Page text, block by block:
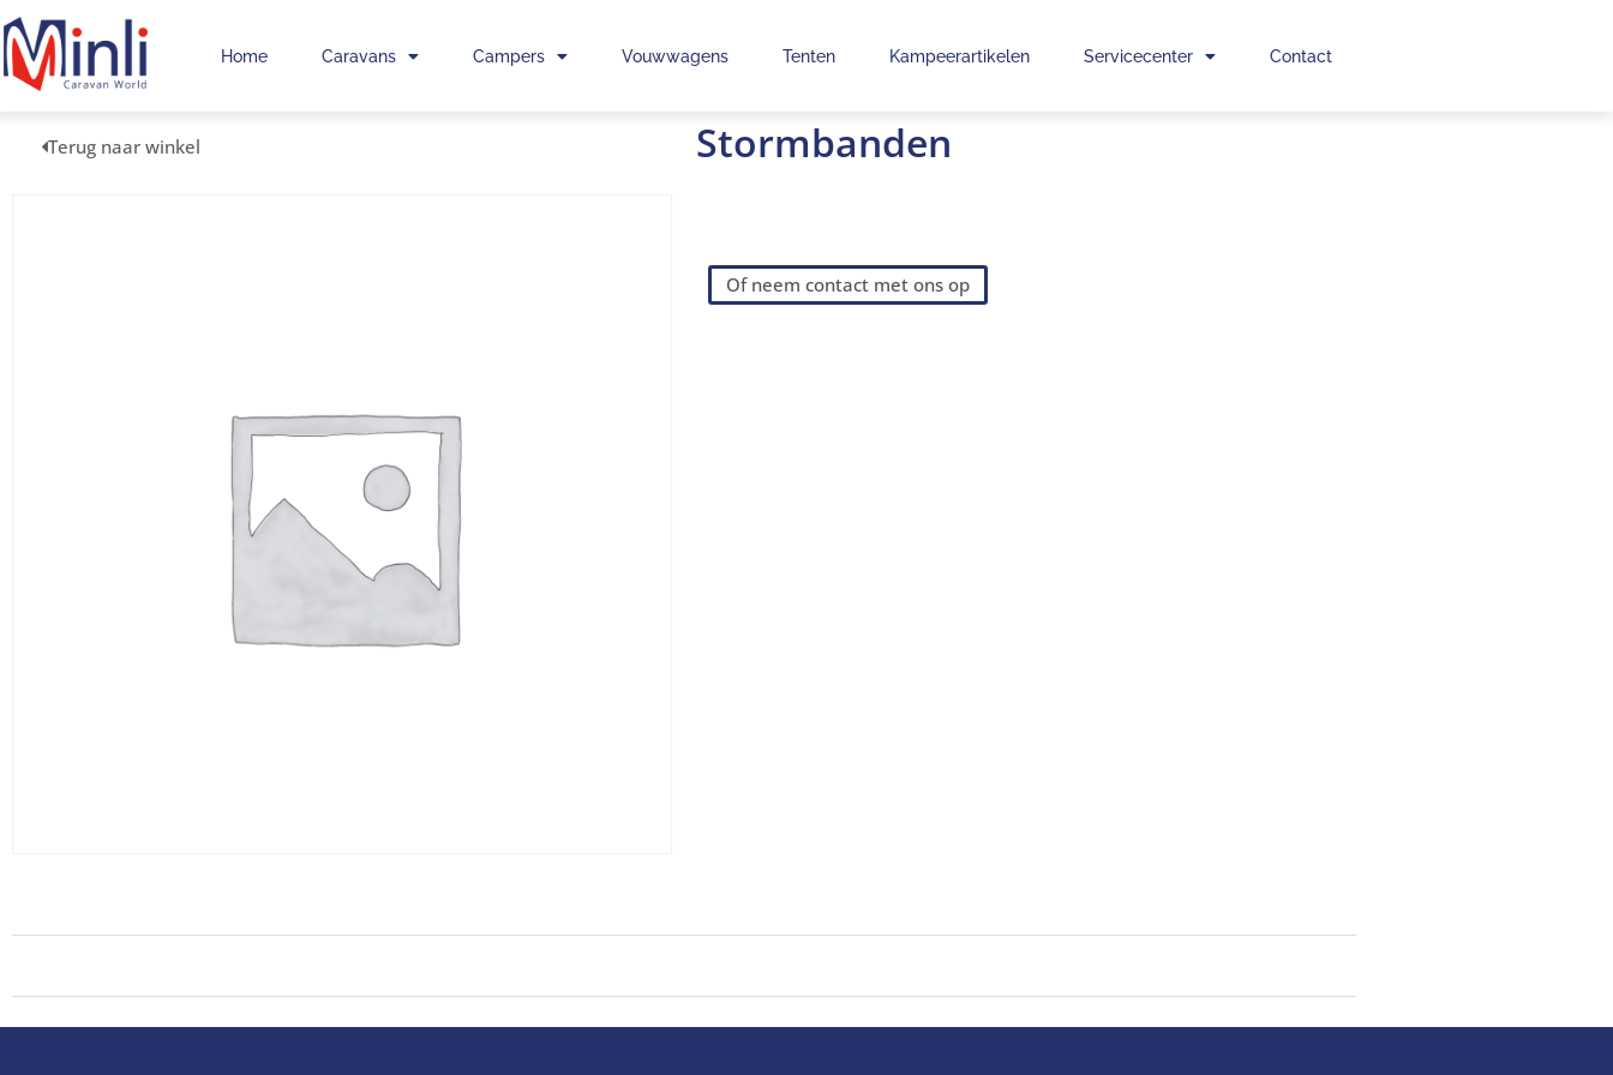
Home Caravans Campers Vouwwagens Tenten Kampeerartikelen Servicecenter Contact
Terug naar winkel Stormbanden
Of neem contact met ons op